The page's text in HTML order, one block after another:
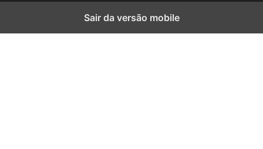
Sair da versão mobile